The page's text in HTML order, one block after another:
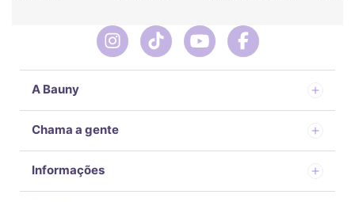
A Bauny
Chama a gente
Informações